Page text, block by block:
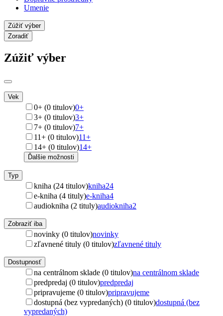
Umenie
Zúžiť výber
Zoradiť
Zúžiť výber
Vek
0+ (0 titulov)0+
3+ (0 titulov)3+
7+ (0 titulov)7+
11+ (0 titulov)11+
14+ (0 titulov)14+
Ďalšie možnosti
Typ
kniha (24 titulov)kniha24
e-kniha (4 tituly)e-kniha4
audiokniha (2 tituly)audiokniha2
Zobraziť iba
novinky (0 titulov)novinky
zľavnené tituly (0 titulov)zľavnené tituly
Dostupnosť
na centrálnom sklade (0 titulov)na centrálnom sklade
predpredaj (0 titulov)predpredaj
pripravujeme (0 titulov)pripravujeme
dostupná (bez vypredaných) (0 titulov)dostupná (bez
vypredaných)